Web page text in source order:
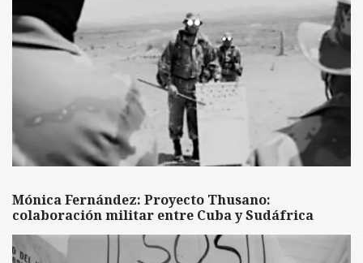
Mónica Fernández: Proyecto Thusano:
colaboración militar entre Cuba y Sudáfrica